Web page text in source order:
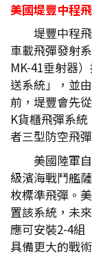
美國堤豐中程
堤豐中程
車載飛彈發射
MK-41垂射器
送系統」，並
前，堤豐會先
K貨櫃飛彈系
者三型防空飛
美國陸軍
級濱海戰鬥艦
枚標準飛彈。
置該系統，未
應可安裝2-4組
具備更大的戰